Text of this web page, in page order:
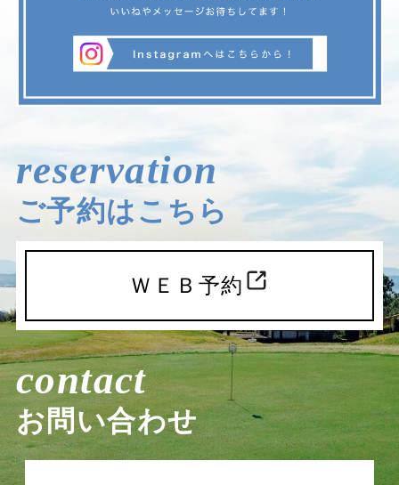
reservation
ご予約はこちら
ＷＥＢ予約
contact
お問い合わせ